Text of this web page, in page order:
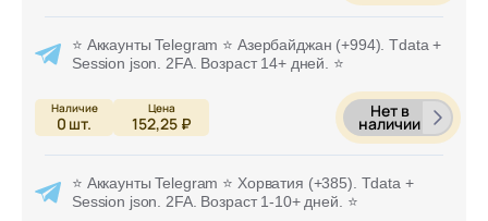
⭐ Аккаунты Telegram ⭐ Азербайджан (+994). Tdata +
Session json. 2FA. Возраст 14+ дней. ⭐
0 шт. 152,25 ₽
Нет в
наличии
⭐ Аккаунты Telegram ⭐ Хорватия (+385). Tdata +
Session json. 2FA. Возраст 1-10+ дней. ⭐